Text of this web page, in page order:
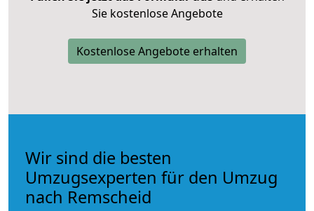
Sie kostenlose Angebote
Kostenlose Angebote erhalten
Wir sind die besten
Umzugsexperten für den Umzug
nach Remscheid